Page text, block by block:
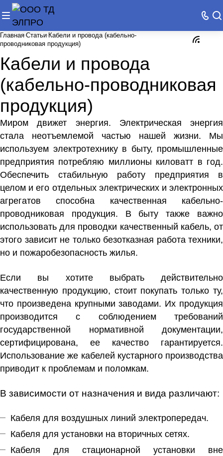
Главная Статьи Кабели и провода (кабельно-
проводниковая продукция)
Кабели и провода
(кабельно-проводниковая
продукция)
Миром движет энергия. Электрическая энергия
стала неотъемлемой частью нашей жизни. Мы
используем электротехнику в быту, промышленные
предприятия потребляю миллионы киловатт в год.
Обеспечить стабильную работу предприятия в
целом и его отдельных электрических и электронных
агрегатов способна качественная кабельно-
проводниковая продукция. В быту также важно
использовать для проводки качественный кабель, от
этого зависит не только безотказная работа техники,
но и пожаробезопасность жилья.
Если вы хотите выбрать действительно
качественную продукцию, стоит покупать только ту,
что произведена крупными заводами. Их продукция
производится с соблюдением требований
государственной нормативной документации,
сертифицирована, ее качество гарантируется.
Использование же кабелей кустарного производства
приводит к проблемам и поломкам.
В зависимости от назначения и вида различают:
Кабеля для воздушных линий электропередач.
Кабеля для установки на вторичных сетях.
Кабеля для стационарной установки вне